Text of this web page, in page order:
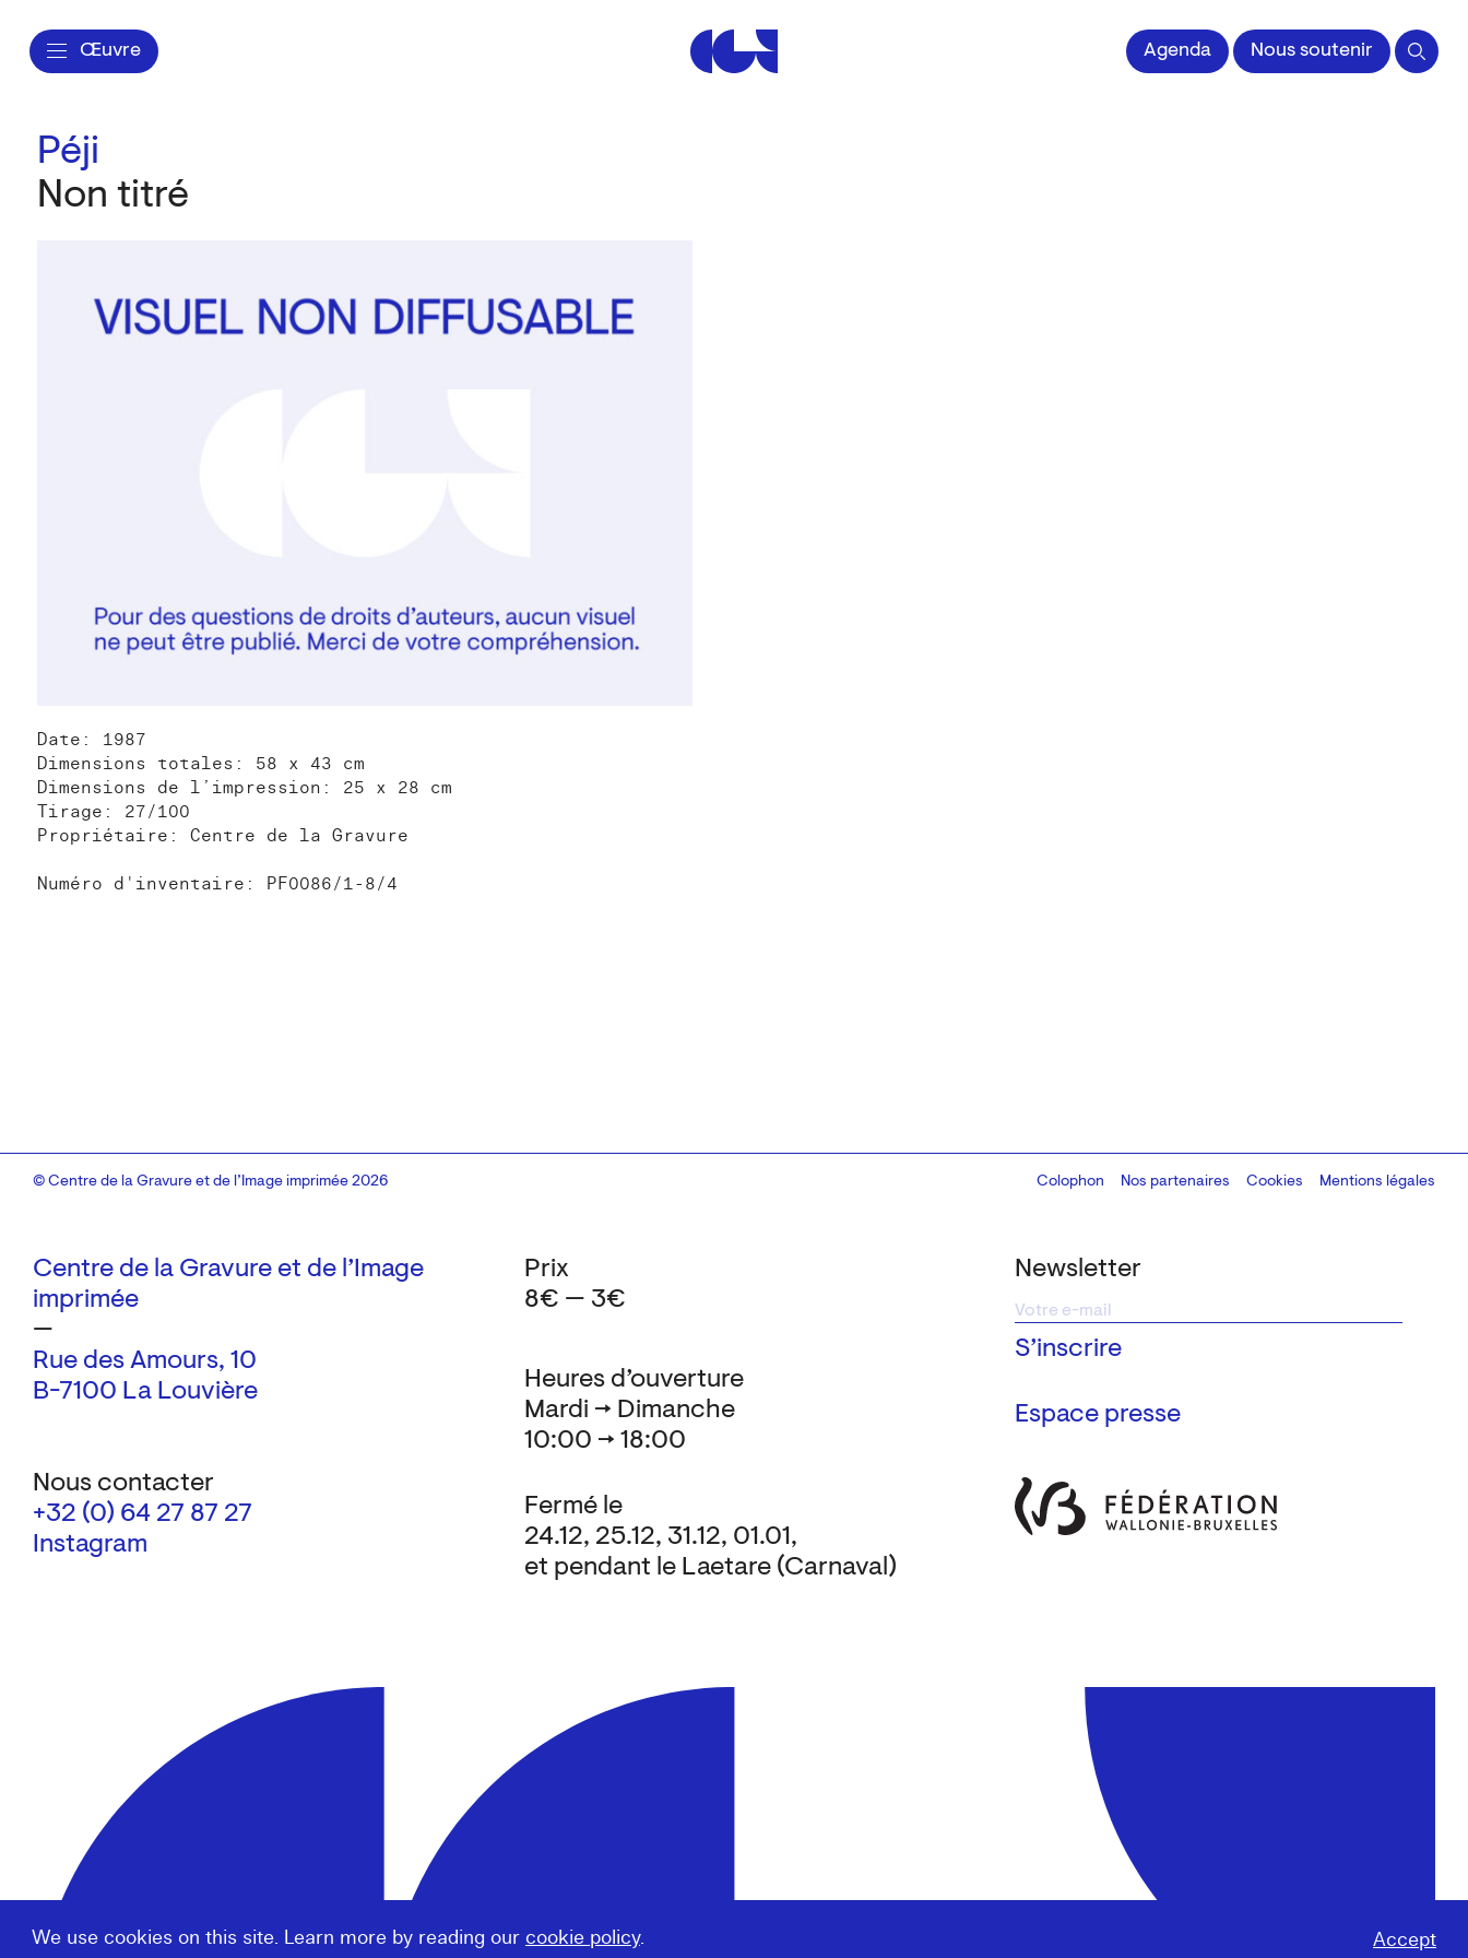
Œuvre Centre de la Gravure et de l'Image impriméeAgenda Nous soutenir
We use cookies on this site. Learn more by reading our cookie policy. Accept
Péji
Non titré
Date: 1987
Dimensions totales: 58 x 43 cm
Dimensions de l’impression: 25 x 28 cm
Tirage: 27/100
Propriétaire: Centre de la Gravure
Numéro d'inventaire: PF0086/1-8/4
Centre de la Gravure et de l’Image
imprimée
—
Rue des Amours, 10
B-7100 La Louvière
Nous contacter
+32 (0) 64 27 87 27
Instagram
Newsletter
Espace presse
Heures d’ouverture
Mardi → Dimanche
10:00 → 18:00
Fermé le
24.12, 25.12, 31.12, 01.01,
et pendant le Laetare (Carnaval)
Prix
8€ — 3€
© Centre de la Gravure et de l’Image imprimée 2026 Colophon
Design:Marcel Kaczmarek, code:8080.studio
Nos partenaires Cookies Mentions légales